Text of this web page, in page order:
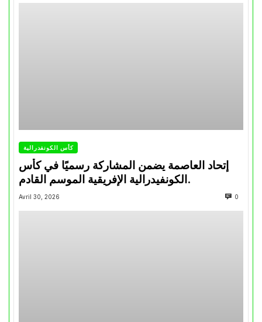
كأس الكونفدرالية
إتحاد العاصمة يضمن المشاركة رسميًا في كأس
الكونفيدرالية الإفريقية الموسم القادم.
Avril 30, 2026 0